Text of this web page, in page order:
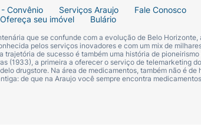
Convênio Serviços Araujo
Fale Conosco
Ofereça seu imóvel Bulário
que se confunde com a evolução de Belo Horizonte,
pelos serviços inovadores e com um mix de
de sucesso é também uma história de pioneirismo
(1933), a primeira a oferecer o serviço de telemarketing
drugstore. Na área de medicamentos, também não é de
de que na Araujo você sempre encontra